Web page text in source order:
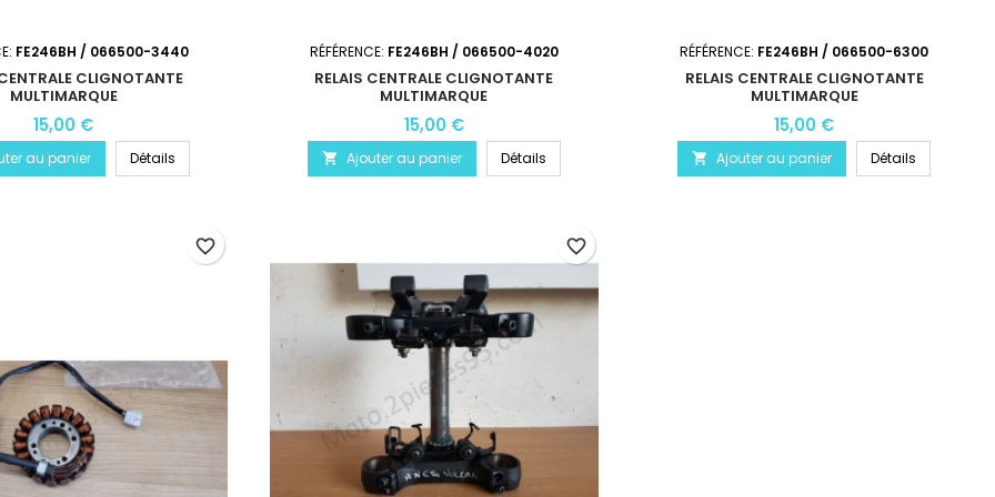
FE246BH / 066500-3440
CLIGNOTANTE
MULTIMARQUE
15,00 €
au panier Détails
RÉFÉRENCE: FE246BH / 066500-4020
RELAIS CENTRALE CLIGNOTANTE
MULTIMARQUE
15,00 €
 Ajouter au panier Détails
RÉFÉRENCE: FE246BH / 066500-6300
RELAIS CENTRALE CLIGNOTANTE
MULTIMARQUE
15,00 €
 Ajouter au panier Détails
favorite_border favorite_border